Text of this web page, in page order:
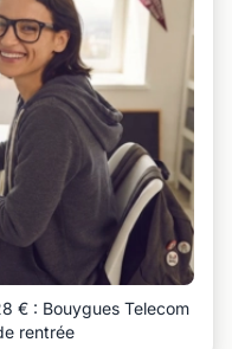
€ : Bouygues Telecom
rentrée